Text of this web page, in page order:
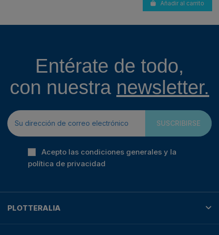
Añadir al carrito
Entérate de todo,
con nuestra newsletter.
SUSCRIBIRSE
Acepto las condiciones generales y la
política de privacidad
PLOTTERALIA